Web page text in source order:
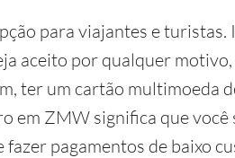
para viajantes e turistas.
aceito por qualquer motivo,
ter um cartão multimoeda
em ZMW significa que você
pagamentos de baixo